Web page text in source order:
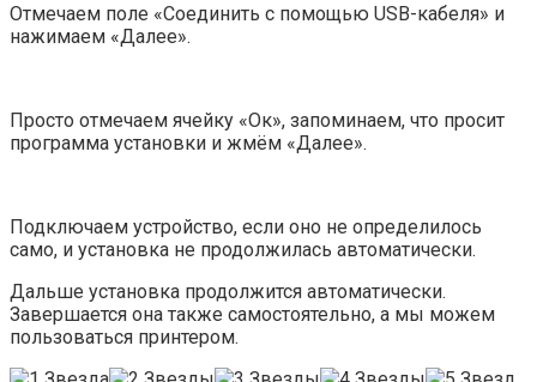
Отмечаем поле «Соединить с помощью USB-кабеля» и
нажимаем «Далее».
Просто отмечаем ячейку «Ок», запоминаем, что просит
программа установки и жмём «Далее».
Подключаем устройство, если оно не определилось
само, и установка не продолжилась автоматически.
Дальше установка продолжится автоматически.
Завершается она также самостоятельно, а мы можем
пользоваться принтером.